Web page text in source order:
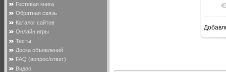
Гостевая книга
Обратная связь
Каталог сайтов
Онлайн игры
Тесты
Доска объявлений
FAQ (вопрос/ответ)
Видео